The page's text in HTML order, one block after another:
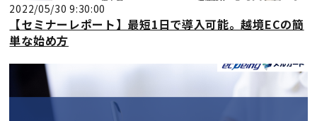
2022/05/30 9:30:00
【セミナーレポート】最短1日で導入可能。越境ECの簡
単な始め方